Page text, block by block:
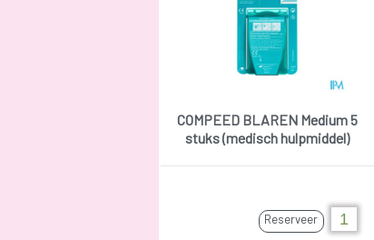
COMPEED BLAREN Medium 5
stuks (medisch hulpmiddel)
Reserveer